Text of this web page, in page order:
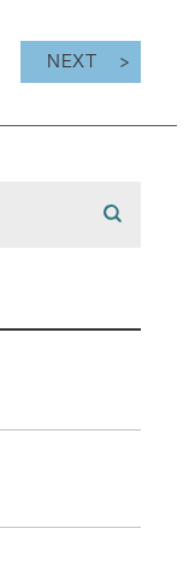
NEXT